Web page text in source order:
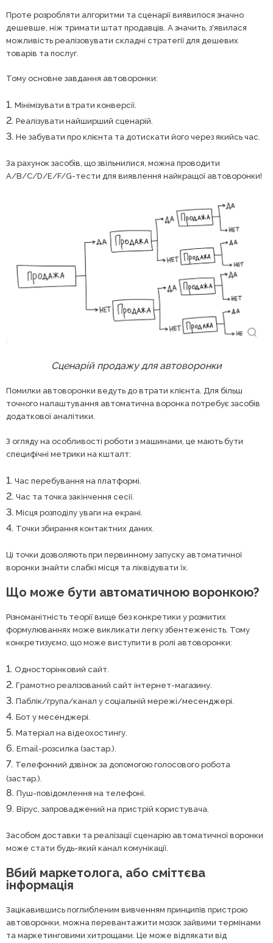
Проте розробляти алгоритми та сценарії виявилося значно
дешевше, ніж тримати штат продавців. А значить, з'явилася
можливість реалізовувати складні стратегії для дешевих
товарів та послуг.
Тому основне завдання автоворонки:
Мінімізувати втрати конверсії.
Реалізувати найширший сценарій.
Не забувати про клієнта та дотискати його через якийсь час.
За рахунок засобів, що звільнилися, можна проводити
A/B/C/D/E/F/G-тести для виявлення найкращої автоворонки!
Сценарій продажу для автоворонки
Помилки автоворонки ведуть до втрати клієнта. Для більш
точного налаштування автоматична воронка потребує засобів
додаткової аналітики.
З огляду на особливості роботи з машинами, це мають бути
специфічні метрики на кшталт:
Час перебування на платформі.
Час та точка закінчення сесії.
Місця розподілу уваги на екрані.
Точки збирання контактних даних.
Ці точки дозволяють при первинному запуску автоматичної
воронки знайти слабкі місця та ліквідувати їх.
Що може бути автоматичною воронкою?
Різноманітність теорії вище без конкретики у розмитих
формулюваннях може викликати легку збентеженість. Тому
конкретизуємо, що може виступити в ролі автоворонки:
Односторінковий сайт.
Грамотно реалізований сайт інтернет-магазину.
Паблік/група/канал у соціальній мережі/месенджері.
Бот у месенджері.
Матеріал на відеохостингу.
Email-розсилка (застар.).
Телефонний дзвінок за допомогою голосового робота
(застар.).
Пуш-повідомлення на телефоні.
Вірус, запроваджений на пристрій користувача.
Засобом доставки та реалізації сценарію автоматичної воронки
може стати будь-який канал комунікації.
Вбий маркетолога, або сміттєва
інформація
Зацікавившись поглибленим вивченням принципів пристрою
автоворонки, можна перевантажити мозок зайвими термінами
та маркетинговими хитрощами. Це може відлякати від